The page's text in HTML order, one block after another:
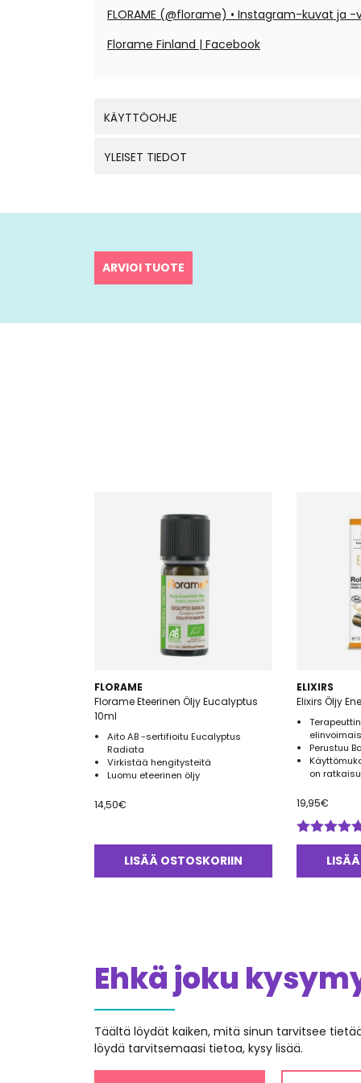
FLORAME (@florame) • Instagram-kuvat ja
Florame Finland | Facebook
KÄYTTÖOHJE
YLEISET TIEDOT
ARVIOI TUOTE
FLORAME
Florame Eteerinen Öljy Eucalyptus
10ml
Aito AB -sertifioitu Eucalyptus
Radiata
Virkistää hengitysteitä
Luomu eteerinen öljy
14,50€
LISÄÄ OSTOSKORIIN
ELIXIRS
Elixirs Öljy
Perustuu
on ratkaisu
19,95€
Arvostelu
tuotteesta:
Ehkä joku
Täältä löydät kaiken, mitä sinun tarvitsee
löydä tarvitsemaasi tietoa, kysy lisää.